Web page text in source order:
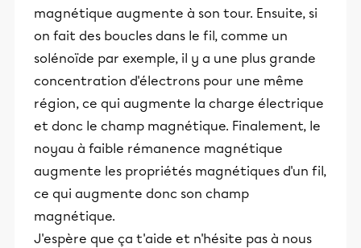
magnétique augmente à son tour. Ensuite, si
on fait des boucles dans le fil, comme un
solénoïde par exemple, il y a une plus grande
concentration d'électrons pour une même
région, ce qui augmente la charge électrique
et donc le champ magnétique. Finalement, le
noyau à faible rémanence magnétique
augmente les propriétés magnétiques d'un fil,
ce qui augmente donc son champ
magnétique.
J'espère que ça t'aide et n'hésite pas à nous